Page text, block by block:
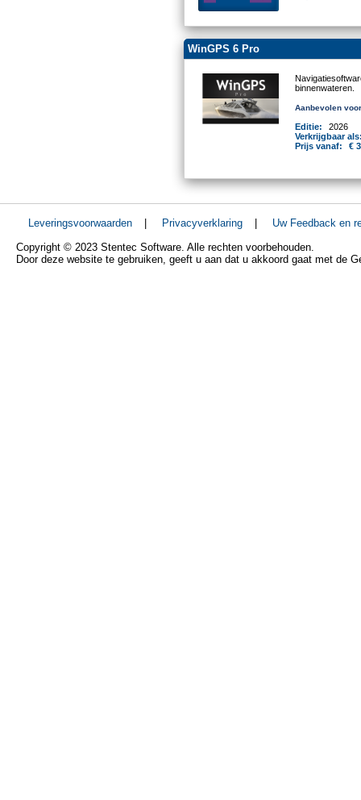
WinGPS 6 Pro
binnenwateren.
Aanbevolen
Editie:
2026
Verkrijgbaar
Prijs vanaf:
€
Leveringsvoorwaarden | Privacyverklaring |
Uw Feedback en
Copyright © 2023 Stentec Software. Alle rechten voorbehouden.
Door deze website te gebruiken, geeft u aan dat u akkoord gaat met de